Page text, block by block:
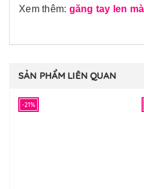
Xem thêm: găng tay len
SẢN PHẨM LIÊN QUAN
-21%